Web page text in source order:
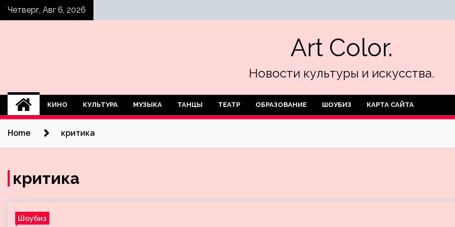
SkipЧетверг, Авг 6, 2026
Art Color.
Новости культуры и искусства.
КИНО КУЛЬТУРА МУЗЫКА ТАНЦЫ ТЕАТР ОБРАЗОВАНИЕ ШОУБИЗ КАРТА САЙТА
Home критика
критика
Шоубиз